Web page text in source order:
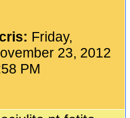
Friday,
23, 2012
PM